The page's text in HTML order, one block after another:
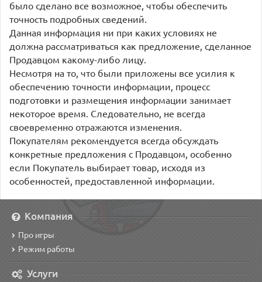
было сделано все возможное, чтобы обеспечить
точность подробных сведений.
Данная информация ни при каких условиях не
должна рассматриваться как предложение, сделанное
Продавцом какому-либо лицу.
Несмотря на то, что были приложены все усилия к
обеспечению точности информации, процесс
подготовки и размещения информации занимает
некоторое время. Следовательно, не всегда
своевременно отражаются изменения.
Покупателям рекомендуется всегда обсуждать
конкретные предложения с Продавцом, особенно
если Покупатель выбирает товар, исходя из
особенностей, предоставленной информации.
Компания
Про игры
Режим работы
Услуги